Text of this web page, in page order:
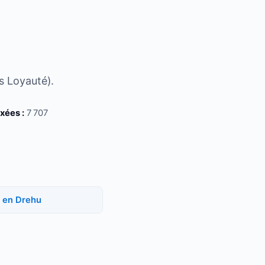
Loyauté).
: 7 707
Drehu